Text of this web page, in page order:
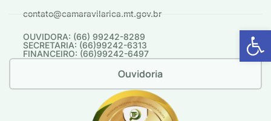
Abrir
contato@camaravilarica.mt.gov.br
OUVIDORA: (66) 99242-8289
SECRETARIA: (66)99242-6313
FINANCEIRO: (66)99242-6497
Ouvidoria